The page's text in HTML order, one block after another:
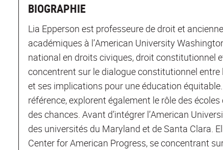
BIOGRAPHIE
Lia Epperson est professeure de droit et
académiques à l’American University
national en droits civiques, droit constitutionnel
concentrent sur le dialogue constitutionnel
et ses implications pour une éducation
référence, explorent également le rôle des
des chances. Avant d’intégrer l’American
des universités du Maryland et de Santa Clara.
Center for American Progress, se concentrant